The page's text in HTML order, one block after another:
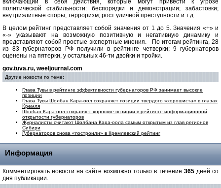
включающий в себя действия, которые могут привести к угрозе
политической стабильности: беспорядки и демонстрации; забастовки;
внутриэлитные споры; терроризм; рост уличной преступности и т.д.
В целом рейтинг представляет собой значения от 1 до 5. Значения «+» и
«-» указывают на возможную позитивную и негативную динамику и
представляют собой простые экспертные мнения. По итогам рейтинга, 28
из 83 губернаторов РФ получили в рейтинге четверки; 9 губернаторов
оценены на пятерки, у остальных 46-ти двойки и тройки.
gov.tuva.ru, weeljournal.com
Другие новости по теме:
Глава Тувы в рейтинге эффективности губернаторов РФ занимает высокие
позиции
Глава Тувы Шолбан Кара-оол сохраняет позиции твердого «хорошиста» в глазах
Кремля
Шолбан Кара-оол сохраняет хорошие позиции в рейтинге информационной
открытости губернаторов
Журналисты считают Шолбана Кара-оола самым открытым из глав регионов
Сибири
Губернаторов снова «построили» в Кремлевский рейтинг
Информация
Комментировать новости на сайте возможно только в течение 365 дней со
дня публикации.